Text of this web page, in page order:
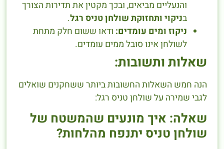
והנעליים מביאים, ובכך מקטין את תדירות הצורך
בניקוי ותחזוקת שולחן טניס רגל.
ניקוז ומים עומדים: ודאו ששום חלק מתחת
לשולחן אינו סובל ממים עומדים.
שאלות ותשובות:
הנה חמש השאלות החשובות ביותר ששחקנים שואלים
לגבי שמירה על שולחן טניס רגל:
שאלה: איך מונעים שהמשטח של
שולחן טניס יתנפח מהלחות?